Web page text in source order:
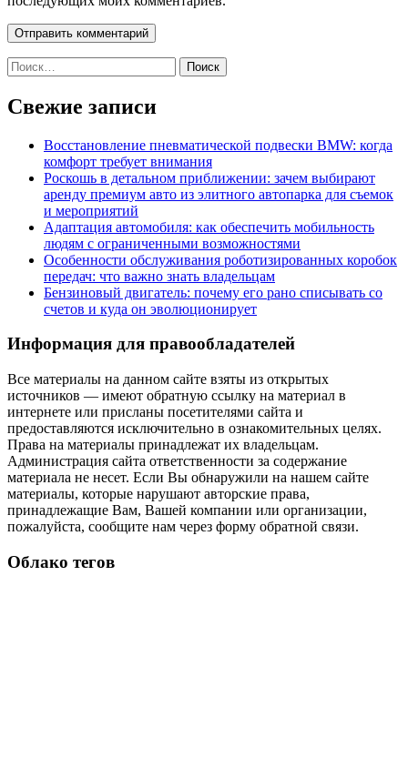
Найти:
Свежие записи
Восстановление пневматической подвески BMW: когда
комфорт требует внимания
Роскошь в детальном приближении: зачем выбирают
аренду премиум авто из элитного автопарка для съемок
и мероприятий
Адаптация автомобиля: как обеспечить мобильность
людям с ограниченными возможностями
Особенности обслуживания роботизированных коробок
передач: что важно знать владельцам
Бензиновый двигатель: почему его рано списывать со
счетов и куда он эволюционирует
Информация для правообладателей
Все материалы на данном сайте взяты из открытых
источников — имеют обратную ссылку на материал в
интернете или присланы посетителями сайта и
предоставляются исключительно в ознакомительных целях.
Права на материалы принадлежат их владельцам.
Администрация сайта ответственности за содержание
материала не несет. Если Вы обнаружили на нашем сайте
материалы, которые нарушают авторские права,
принадлежащие Вам, Вашей компании или организации,
пожалуйста, сообщите нам через форму обратной связи.
Облако тегов